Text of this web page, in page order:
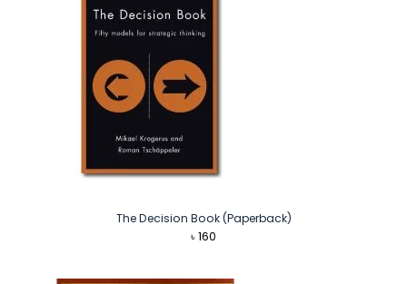
The Decision Book (Paperback)
৳160